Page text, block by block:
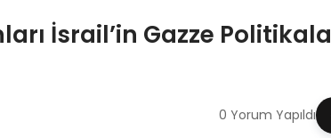
İsrail’in Gazze
0 Yorum Yapıldı